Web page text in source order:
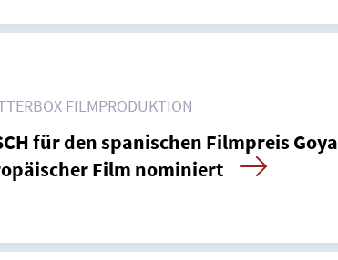
FILMPRODUKTION
für den spanischen Filmpreis Goya
Film nominiert